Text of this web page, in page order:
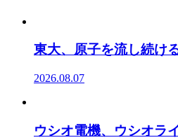
東大、原子を流し続け
2026.08.07
ウシオ電機、ウシオラ